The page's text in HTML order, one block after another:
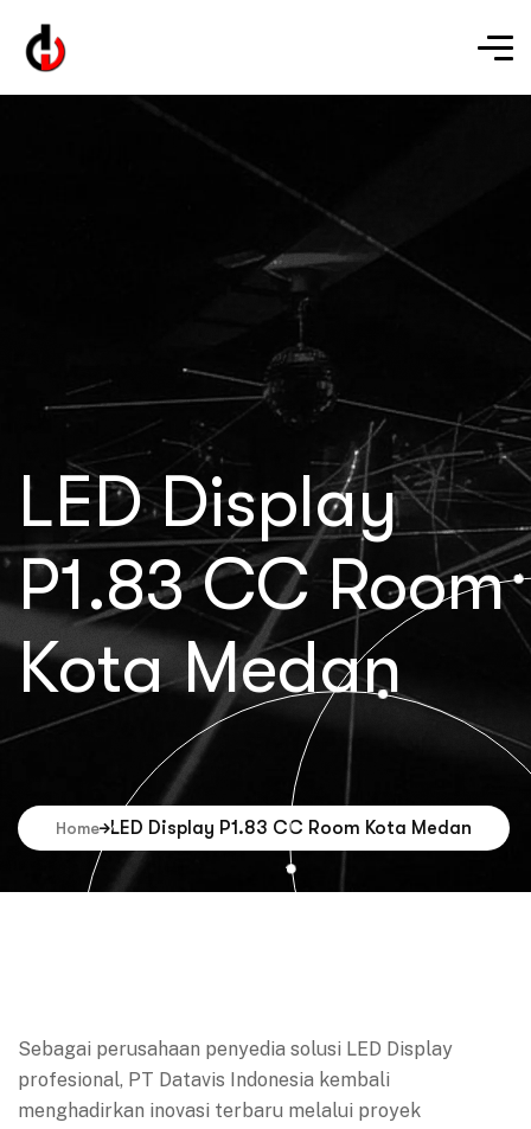
LED Display
P1.83 CC Room
Kota Medan
Home LED Display P1.83 CC Room Kota Medan
Sebagai perusahaan penyedia solusi LED Display
profesional, PT Datavis Indonesia kembali
menghadirkan inovasi terbaru melalui proyek